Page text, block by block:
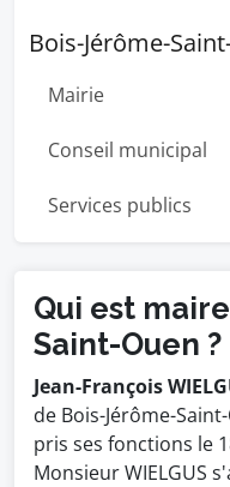
Bois-Jérôme-
Mairie
Conseil municipal
Services publics
Qui est
Saint-Ouen ?
Jean-François
de Bois-Jérôme-
pris ses fonctions le
Monsieur WIELGUS